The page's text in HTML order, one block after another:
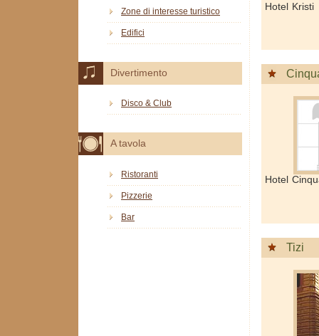
Hotel Kristi
Hotel
Tizi
Zone di interesse turistico
Edifici
Divertimento
Disco & Club
A tavola
Ristoranti
Pizzerie
Bar